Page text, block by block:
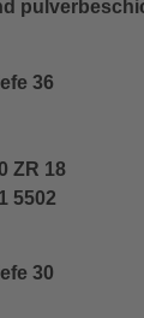
36
ZR 18
5502
30